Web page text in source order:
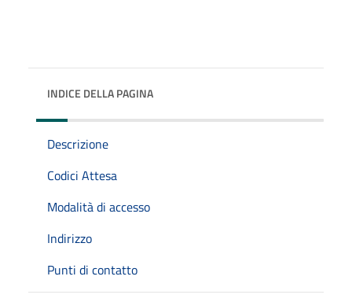
INDICE DELLA PAGINA
Descrizione
Codici Attesa
Modalità di accesso
Indirizzo
Punti di contatto